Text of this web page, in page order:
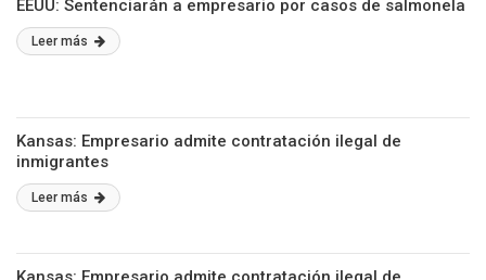
EEUU: Sentenciarán a empresario por casos de salmonela
Leer más
Kansas: Empresario admite contratación ilegal de
inmigrantes
Leer más